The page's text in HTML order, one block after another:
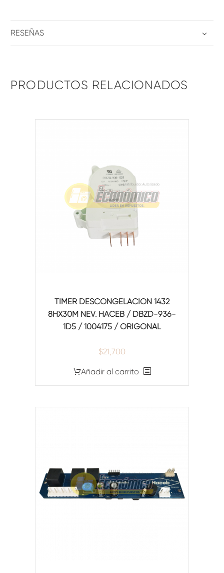
RESEÑAS
PRODUCTOS RELACIONADOS
TIMER DESCONGELACION 1432
8HX30M NEV. HACEB / DBZD-936-
1D5 / 1004175 / ORIGONAL
$21,700
Añadir al carrito